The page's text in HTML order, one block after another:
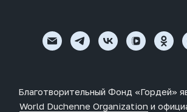
Благотворительный Фонд «Гордей»
World Duchenne Organization и